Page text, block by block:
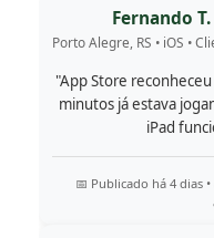
Fernando T.
Porto Alegre, RS • iOS •
"App Store
minutos já estava
iPad
📅 Publicado há 4 dias